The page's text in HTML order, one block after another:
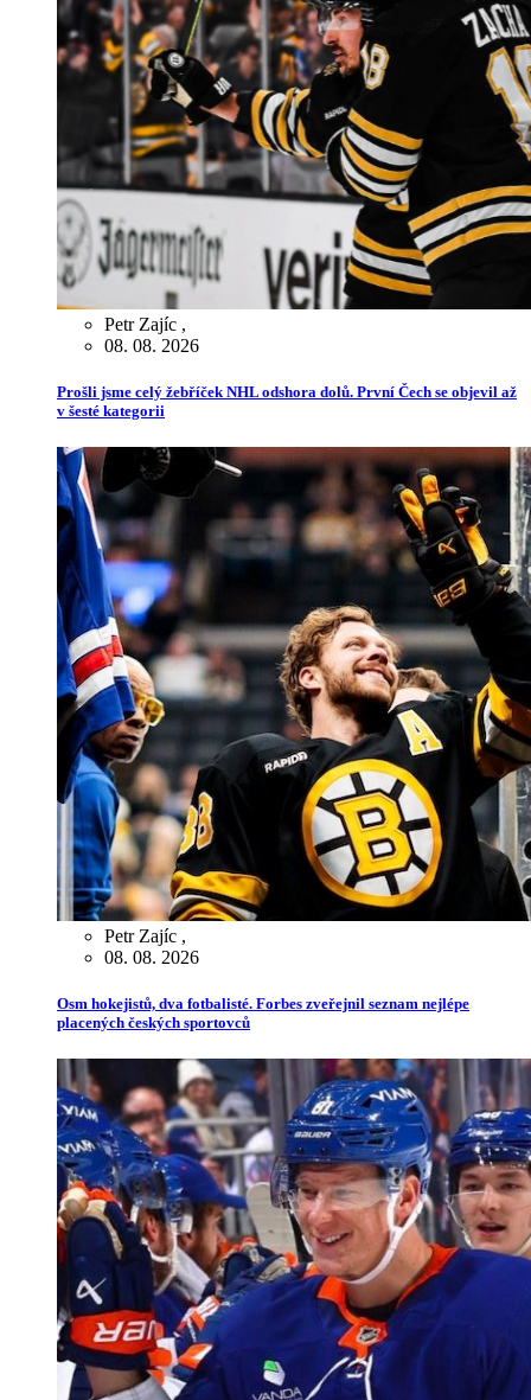
Petr Zajíc ,
08. 08. 2026
Prošli jsme celý žebříček NHL odshora dolů. První Čech se objevil až
v šesté kategorii
Petr Zajíc ,
08. 08. 2026
Osm hokejistů, dva fotbalisté. Forbes zveřejnil seznam nejlépe
placených českých sportovců